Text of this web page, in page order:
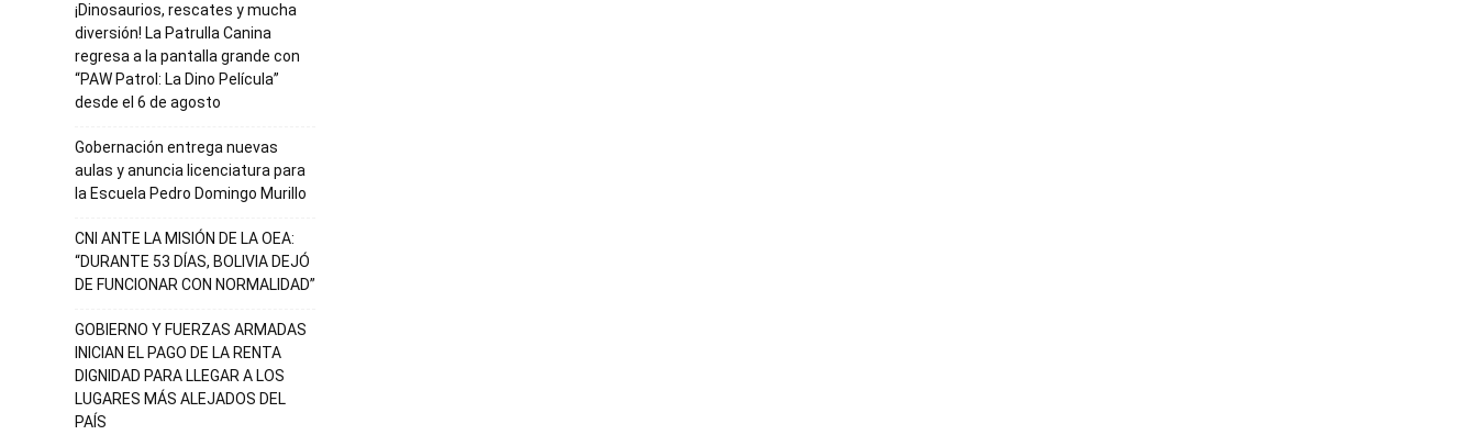
¡Dinosaurios, rescates y mucha
diversión! La Patrulla Canina
regresa a la pantalla grande con
“PAW Patrol: La Dino Película”
desde el 6 de agosto
Gobernación entrega nuevas
aulas y anuncia licenciatura para
la Escuela Pedro Domingo Murillo
CNI ANTE LA MISIÓN DE LA OEA:
“DURANTE 53 DÍAS, BOLIVIA DEJÓ
DE FUNCIONAR CON NORMALIDAD”
GOBIERNO Y FUERZAS ARMADAS
INICIAN EL PAGO DE LA RENTA
DIGNIDAD PARA LLEGAR A LOS
LUGARES MÁS ALEJADOS DEL
PAÍS